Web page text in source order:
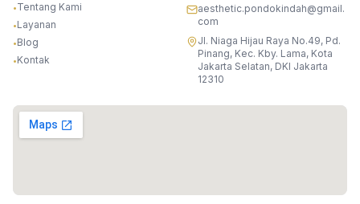
•Tentang Kami
•Layanan
•Blog
•Kontak
aesthetic.pondokindah@gmail.
com
Jl. Niaga Hijau Raya No.49, Pd.
Pinang, Kec. Kby. Lama, Kota
Jakarta Selatan, DKI Jakarta
12310